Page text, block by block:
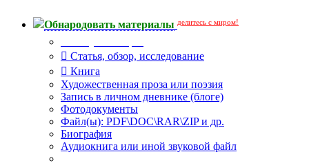
Обнародовать материалы делитесь с миром!
Статья, обзор, исследование
Книга
Художественная проза или поэзия
Запись в личном дневнике (блоге)
Фотодокументы
Файл(ы): PDF\DOC\RAR\ZIP и др.
Биография
Аудиокнига или иной звуковой файл